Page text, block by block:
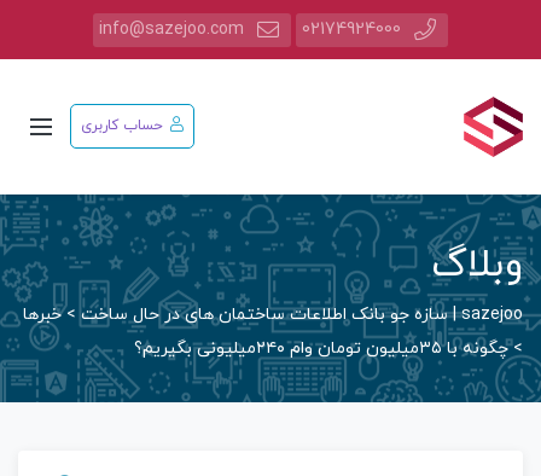
02174924000
info@sazejoo.com
حساب کاربری
وبلاگ
sazejoo | سازه جو بانک اطلاعات ساختمان های در حال ساخت >خبرها
>چگونه با ۳۵میلیون تومان وام ۲۴۰میلیونی بگیریم؟